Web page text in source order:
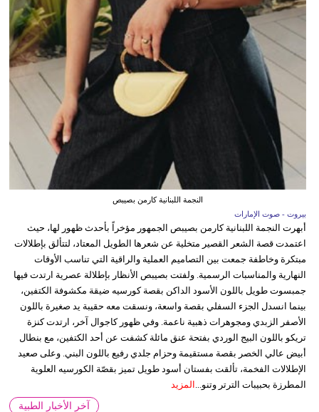
النجمة اللبنانية كارمن بصيبص
بيروت - صوت الإمارات
أبهرت النجمة اللبنانية كارمن بصيبص الجمهور مؤخراً بأحدث ظهور لها، حيث
اعتمدت قصة الشعر القصير متخلية عن شعرها الطويل المعتاد، لتتألق بإطلالات
مبتكرة وخاطفة جمعت بين التصاميم العملية والراقية التي تناسب الأوقات
النهارية والمناسبات الرسمية. ولفتت بصيبص الأنظار بإطلالة عصرية ارتدت فيها
جمبسوت طويل باللون الأسود الداكن بقصة كورسيه ضيقة مكشوفة الكتفين،
بينما انسدل الجزء السفلي بقصة واسعة، ونسقت معه حقيبة يد صغيرة باللون
الأصفر الزبدي ومجوهرات ذهبية ناعمة. وفي ظهور كاجوال آخر، ارتدت كنزة
تريكو باللون البيج الوردي بفتحة عنق مائلة كشفت عن أحد الكتفين، مع بنطال
أبيض عالي الخصر بقصة مستقيمة وحزام جلدي رفيع باللون البني. وعلى صعيد
الإطلالات الفخمة، تألقت بفستان أسود طويل تميز بقصّة الكورسيه العلوية
المطرزة بحبيبات الترتر وتنو...
المزيد
آخر الأخبار الطبية